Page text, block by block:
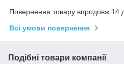
Повернення товару впродовж 14
Всі умови повернення
Подібні товари компанії